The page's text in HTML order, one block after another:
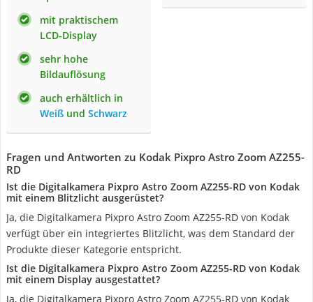
mit praktischem
LCD-Display
sehr hohe
Bildauflösung
auch erhältlich in
Weiß und Schwarz
Fragen und Antworten zu Kodak Pixpro Astro Zoom AZ255-
RD
Ist die Digitalkamera Pixpro Astro Zoom AZ255-RD von Kodak
mit einem Blitzlicht ausgerüstet?
Ja, die Digitalkamera Pixpro Astro Zoom AZ255-RD von Kodak
verfügt über ein integriertes Blitzlicht, was dem Standard der
Produkte dieser Kategorie entspricht.
Ist die Digitalkamera Pixpro Astro Zoom AZ255-RD von Kodak
mit einem Display ausgestattet?
Ja, die Digitalkamera Pixpro Astro Zoom AZ255-RD von Kodak